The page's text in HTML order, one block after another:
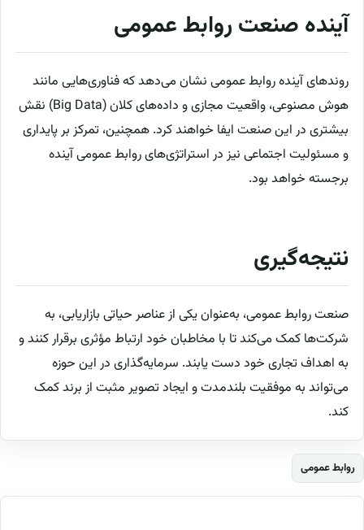
آینده صنعت روابط عمومی
روندهای آینده روابط عمومی نشان می‌دهد که فناوری‌هایی مانند
هوش مصنوعی، واقعیت مجازی و داده‌های کلان (Big Data) نقش
بیشتری در این صنعت ایفا خواهند کرد. همچنین، تمرکز بر پایداری
و مسئولیت اجتماعی نیز در استراتژی‌های روابط عمومی آینده
برجسته خواهد بود.
نتیجه‌گیری
صنعت روابط عمومی، به‌عنوان یکی از عناصر حیاتی بازاریابی، به
شرکت‌ها کمک می‌کند تا با مخاطبان خود ارتباط مؤثری برقرار کنند و
به اهداف تجاری خود دست یابند. سرمایه‌گذاری در این حوزه
می‌تواند به موفقیت بلندمدت و ایجاد تصویر مثبت از برند کمک
کند.
روابط عمومی